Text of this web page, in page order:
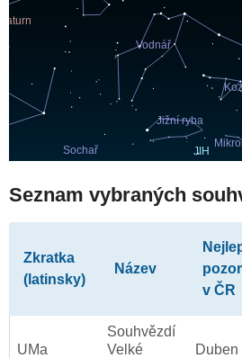
Seznam vybraných
Zkratka
(latinsky)
Název
v ČR
UMa
Souhvězdí
Velké
Duben